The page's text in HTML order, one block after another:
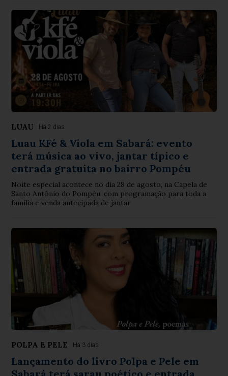
LUAU Há 2 dias
Luau KFé & Viola em Sabará: evento
terá música ao vivo, jantar típico e
entrada gratuita no bairro Pompéu
Noite especial acontece no dia 28 de agosto, na Capela de
Santo Antônio do Pompéu, com programação para toda a
família e venda antecipada de jantar
POLPA E PELE Há 3 dias
Lançamento do livro Polpa e Pele em